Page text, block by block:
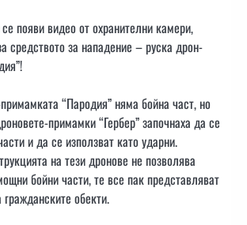
появи видео от охранителни камери,
средството за нападение – руска дрон-
“Пародия” няма бойна част, но
примамки “Гербер” започнаха да се
и да се използват като ударни.
на тези дронове не позволява
бойни части, те все пак представляват
обекти.